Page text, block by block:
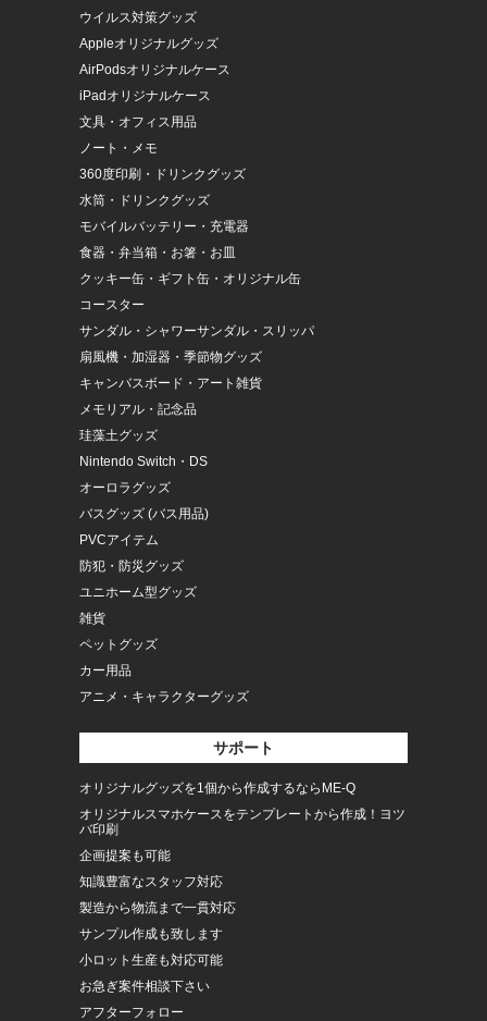
ウイルス対策グッズ
Appleオリジナルグッズ
AirPodsオリジナルケース
iPadオリジナルケース
文具・オフィス用品
ノート・メモ
360度印刷・ドリンクグッズ
水筒・ドリンクグッズ
モバイルバッテリー・充電器
食器・弁当箱・お箸・お皿
クッキー缶・ギフト缶・オリジナル缶
コースター
サンダル・シャワーサンダル・スリッパ
扇風機・加湿器・季節物グッズ
キャンバスボード・アート雑貨
メモリアル・記念品
珪藻土グッズ
Nintendo Switch・DS
オーロラグッズ
バスグッズ (バス用品)
PVCアイテム
防犯・防災グッズ
ユニホーム型グッズ
雑貨
ペットグッズ
カー用品
アニメ・キャラクターグッズ
サポート
オリジナルグッズを1個から作成するならME-Q
オリジナルスマホケースをテンプレートから作成！ヨツ
バ印刷
企画提案も可能
知識豊富なスタッフ対応
製造から物流まで一貫対応
サンプル作成も致します
小ロット生産も対応可能
お急ぎ案件相談下さい
アフターフォロー